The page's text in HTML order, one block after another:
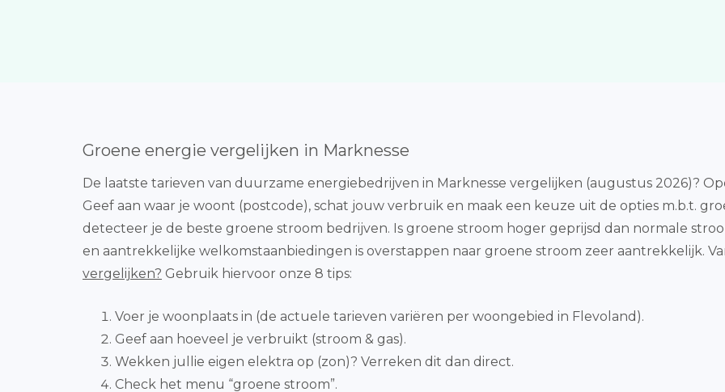
Groene energie vergelijken in Marknesse
De laatste tarieven van duurzame energiebedrijven in Marknesse vergelijken (augustus 2026)?
Geef aan waar je woont (postcode), schat jouw verbruik en maak een keuze uit de opties m.b.t.
detecteer je de beste groene stroom bedrijven. Is groene stroom hoger geprijsd dan normale
en aantrekkelijke welkomstaanbiedingen is overstappen naar groene stroom zeer aantrekkelijk.
vergelijken? Gebruik hiervoor onze 8 tips:
Voer je woonplaats in (de actuele tarieven variëren per woongebied in Flevoland).
Geef aan hoeveel je verbruikt (stroom & gas).
Wekken jullie eigen elektra op (zon)? Verreken dit dan direct.
Check het menu “groene stroom”.